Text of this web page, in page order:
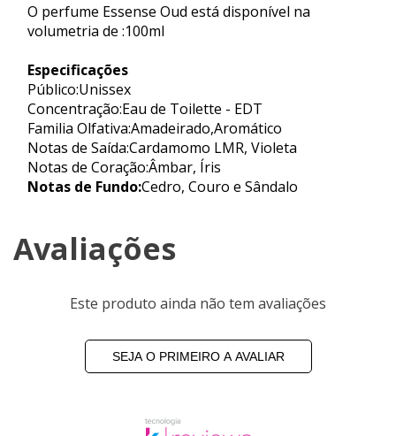
O perfume Essense Oud está disponível na
volumetria de :100ml
Especificações
Público:Unissex
Concentração:Eau de Toilette - EDT
Familia Olfativa:Amadeirado,Aromático
Notas de Saída:Cardamomo LMR, Violeta
Notas de Coração:Âmbar, Íris
Notas de Fundo:Cedro, Couro e Sândalo
Avaliações
Este produto ainda não tem avaliações
SEJA O PRIMEIRO A AVALIAR